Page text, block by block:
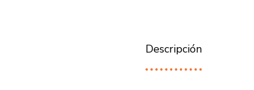
Descripción